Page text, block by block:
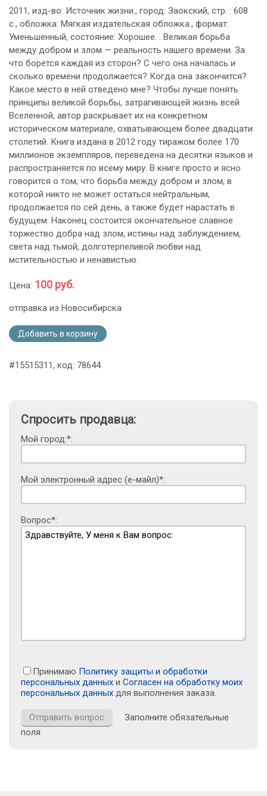
2011, изд-во: Источник жизни., город: Заокский, стр. : 608
с., обложка: Мягкая издательская обложка., формат:
Уменьшенный, состояние: Хорошее. . Великая борьба
между добром и злом — реальность нашего времени. За
что борется каждая из сторон? С чего она началась и
сколько времени продолжается? Когда она закончится?
Какое место в ней отведено мне? Чтобы лучше понять
принципы великой борьбы, затрагивающей жизнь всей
Вселенной, автор раскрывает их на конкретном
историческом материале, охватывающем более двадцати
столетий. Книга издана в 2012 году тиражом более 170
миллионов экземпляров, переведена на десятки языков и
распространяется по всему миру. В книге просто и ясно
говорится о том, что борьба между добром и злом, в
которой никто не может остаться нейтральным,
продолжается по сей день, а также будет нарастать в
будущем. Наконец состоится окончательное славное
торжество добра над злом, истины над заблуждением,
света над тьмой, долготерпеливой любви над
мстительностью и ненавистью.
Цена: 100 руб.
отправка из Новосибирска
Добавить в корзину
#15515311, код: 78644
Спросить продавца:
Мой город:*:
Мой электронный адрес (е-майл)*:
Вопрос*:
Принимаю Политику защиты и обработки
персональных данных и Согласен на обработку моих
персональных данных для выполнения заказа.
Заполните обязательные
поля